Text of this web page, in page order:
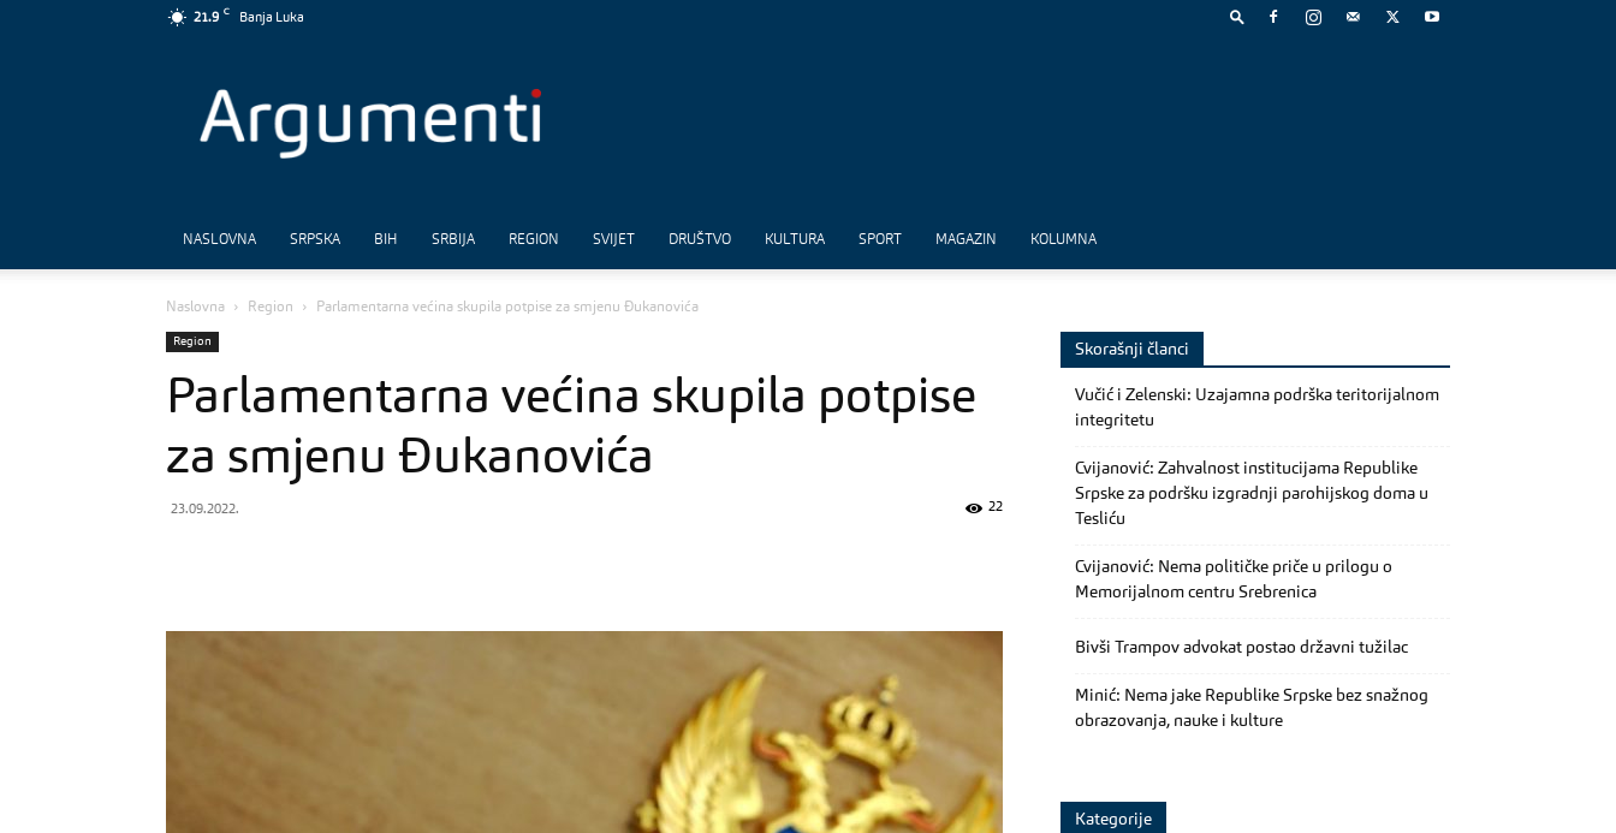
21.9
C
Banja Luka
NASLOVNA SRPSKA BIH SRBIJA REGION SVIJET DRUŠTVO KULTURA SPORT MAGAZIN KOLUMNA
Naslovna Region Parlamentarna većina skupila potpise za smjenu Đukanovića
Region
Parlamentarna većina skupila potpise
za smjenu Đukanovića
23.09.2022. 22
Skorašnji članci
Vučić i Zelenski: Uzajamna podrška teritorijalnom
integritetu
Cvijanović: Zahvalnost institucijama Republike
Srpske za podršku izgradnji parohijskog doma u
Tesliću
Cvijanović: Nema političke priče u prilogu o
Memorijalnom centru Srebrenica
Bivši Trampov advokat postao državni tužilac
Minić: Nema jake Republike Srpske bez snažnog
obrazovanja, nauke i kulture
Kategorije